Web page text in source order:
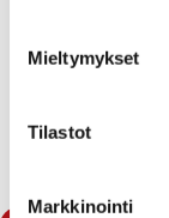
Mieltymykset
Tilastot
Markkinointi
« Uutishuone